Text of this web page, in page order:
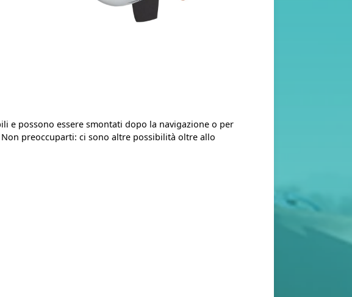
e possono essere smontati dopo la navigazione o per
preoccuparti: ci sono altre possibilità oltre allo